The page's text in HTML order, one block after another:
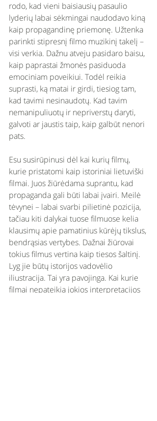
rodo, kad vieni baisiausių pasaulio
lyderių labai sėkmingai naudodavo kiną
kaip propagandinę priemonę. Užtenka
parinkti stipresnį filmo muzikinį takelį –
visi verkia. Dažnu atveju pasidaro baisu,
kaip paprastai žmonės pasiduoda
emociniam poveikiui. Todėl reikia
suprasti, ką matai ir girdi, tiesiog tam,
kad tavimi nesinaudotų. Kad tavim
nemanipuliuotų ir nepriverstų daryti,
galvoti ar jaustis taip, kaip galbūt nenori
pats.
Esu susirūpinusi dėl kai kurių filmų,
kurie pristatomi kaip istoriniai lietuviški
filmai. Juos žiūrėdama suprantu, kad
propaganda gali būti labai įvairi. Meilė
tėvynei – labai svarbi pilietinė pozicija,
tačiau kiti dalykai tuose filmuose kelia
klausimų apie pamatinius kūrėjų tikslus,
bendrąsias vertybes. Dažnai žiūrovai
tokius filmus vertina kaip tiesos šaltinį.
Lyg jie būtų istorijos vadovėlio
iliustracija. Tai yra pavojinga. Kai kurie
filmai nepateikia jokios interpretacijos